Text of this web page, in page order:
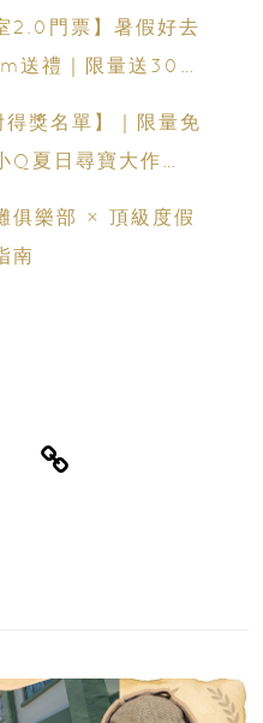
2.0門票】暑假好去
禮｜限量送30套
獎名單】｜限量免
Q夏日尋寶大作
俱樂部 × 頂級度假
南